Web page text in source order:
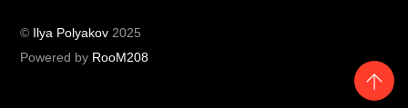
© Ilya Polyakov 2025
Powered by RooM208